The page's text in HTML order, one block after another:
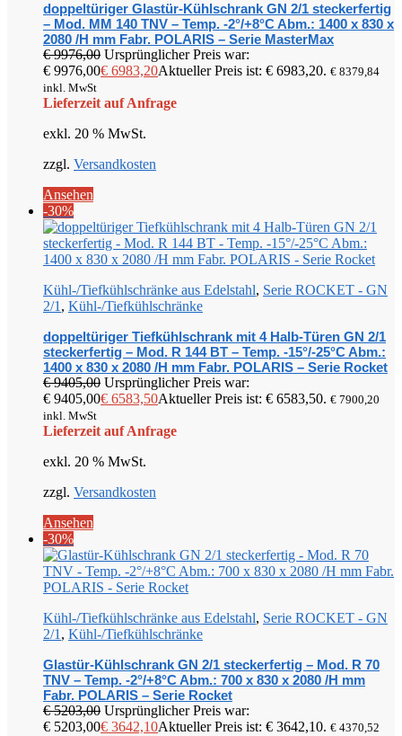
doppeltüriger Glastür-Kühlschrank GN 2/1 steckerfertig
– Mod. MM 140 TNV – Temp. -2°/+8°C Abm.: 1400 x 830 x
2080 /H mm Fabr. POLARIS – Serie MasterMax
€9976,00 Ursprünglicher Preis war:
€ 9976,00€ 6983,20Aktueller Preis ist: € 6983,20. € 8379,84
inkl. MwSt
Lieferzeit auf Anfrage
exkl. 20 % MwSt.
zzgl. Versandkosten
Ansehen
-30%
Kühl-/Tiefkühlschränke aus Edelstahl, Serie ROCKET - GN
2/1, Kühl-/Tiefkühlschränke
doppeltüriger Tiefkühlschrank mit 4 Halb-Türen GN 2/1
steckerfertig – Mod. R 144 BT – Temp. -15°/-25°C Abm.:
1400 x 830 x 2080 /H mm Fabr. POLARIS – Serie Rocket
€9405,00 Ursprünglicher Preis war:
€ 9405,00€ 6583,50Aktueller Preis ist: € 6583,50. € 7900,20
inkl. MwSt
Lieferzeit auf Anfrage
exkl. 20 % MwSt.
zzgl. Versandkosten
Ansehen
-30%
Kühl-/Tiefkühlschränke aus Edelstahl, Serie ROCKET - GN
2/1, Kühl-/Tiefkühlschränke
Glastür-Kühlschrank GN 2/1 steckerfertig – Mod. R 70
TNV – Temp. -2°/+8°C Abm.: 700 x 830 x 2080 /H mm
Fabr. POLARIS – Serie Rocket
€5203,00 Ursprünglicher Preis war:
€ 5203,00€ 3642,10Aktueller Preis ist: € 3642,10. € 4370,52